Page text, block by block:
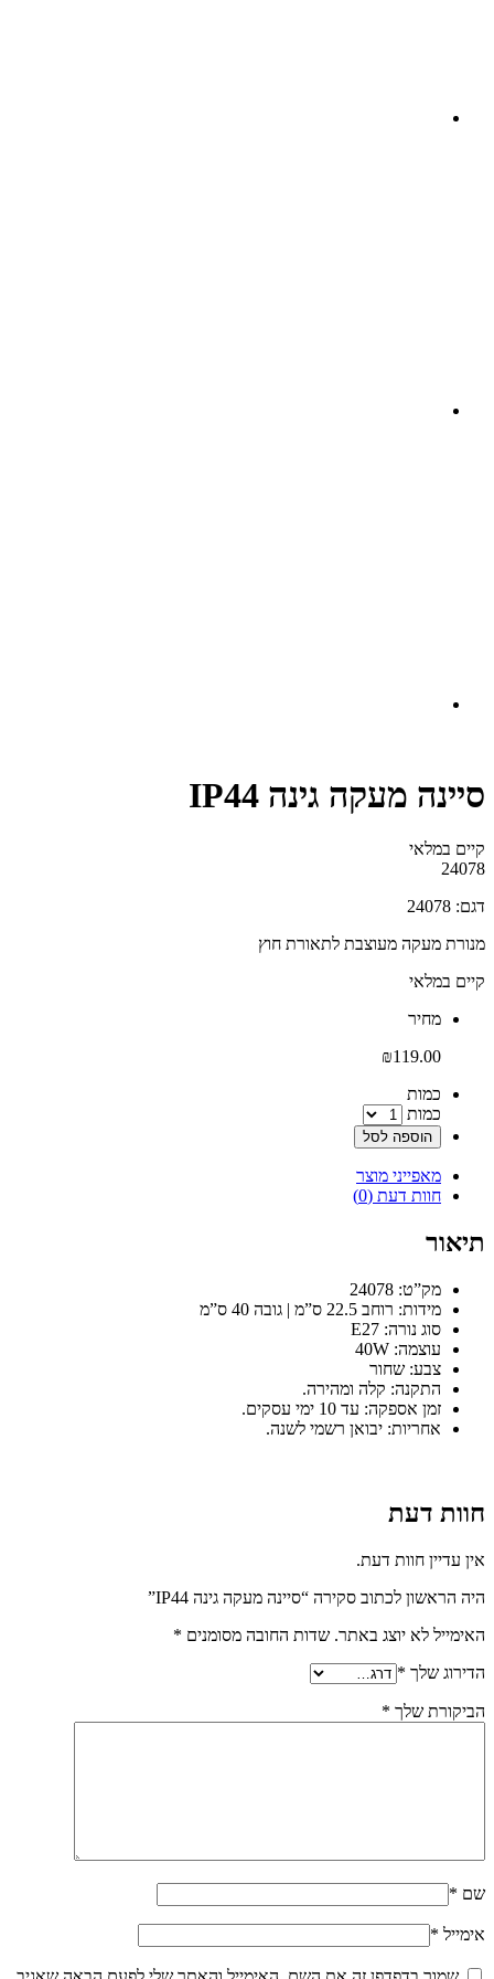
סיינה מעקה גינה IP44
קיים במלאי‬
24078
דגם: 24078
מנורת מעקה מעוצבת לתאורת חוץ
קיים במלאי
‫מחיר‬
₪119.00
‫כמות‬
כמות
הוספה לסל
מאפייני מוצר
חוות דעת (0)
תיאור
מק”ט: 24078
מידות: רוחב 22.5 ס”מ | גובה 40 ס”מ
סוג נורה: E27
עוצמה: 40W
צבע: שחור
התקנה: קלה ומהירה.
זמן אספקה: עד 10 ימי עסקים.
אחריות: יבואן רשמי לשנה.
חוות דעת
אין עדיין חוות דעת.
היה הראשון לכתוב סקירה “סיינה מעקה גינה IP44”
האימייל לא יוצג באתר. שדות החובה מסומנים *
הדירוג שלך *
הביקורת שלך *
שם *
אימייל *